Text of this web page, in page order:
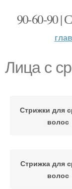
90-60-
Лица с
Стрижки для
волос
Стрижка для
волос